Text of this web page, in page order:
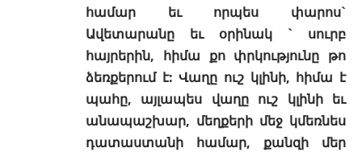
համար եւ որպես փարոս`
Ավետարանը եւ օրինակ ` սուրբ
հայրերին, հիմա քո փրկությունը թո
ձեռքերում է: Վաղը ուշ կլինի, հիմա է
պահը, այլապես վաղը ուշ կլինի եւ
անապաշխար, մեղքերի մեջ կմեռնես
դատաստանի համար, քանզի մեր